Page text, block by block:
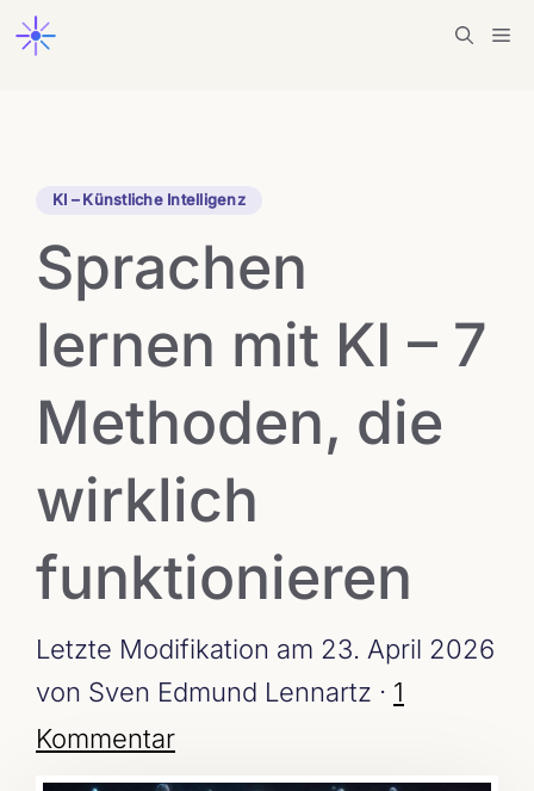
Zum
Inhalt
KI – Künstliche Intelligenz
Sprachen
lernen mit KI – 7
Methoden, die
wirklich
funktionieren
Letzte Modifikation am 23. April 2026
von Sven Edmund Lennartz · 1
Kommentar